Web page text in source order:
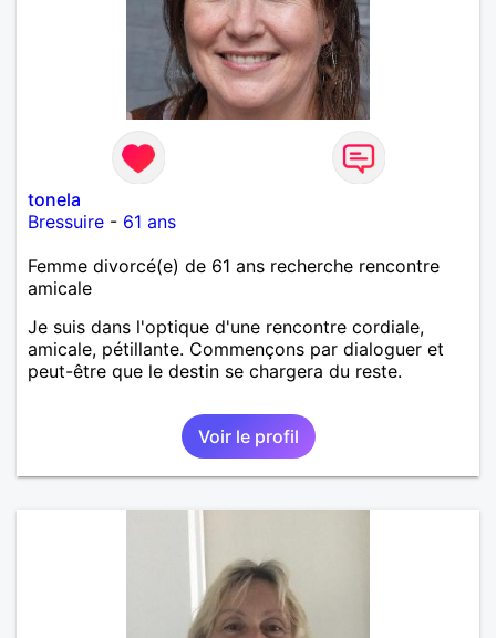
tonela
Bressuire - 61 ans
Femme divorcé(e) de 61 ans recherche rencontre
amicale
Je suis dans l'optique d'une rencontre cordiale,
amicale, pétillante. Commençons par dialoguer et
peut-être que le destin se chargera du reste.
Voir le profil